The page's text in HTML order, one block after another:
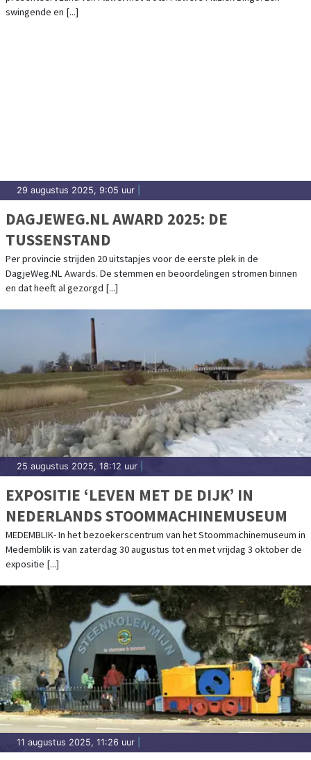
HUISKAMER!
swingende en [...]
29 augustus 2025, 9:05 uur
DAGJEWEG.NL AWARD 2025: DE
TUSSENSTAND
Per provincie strijden 20 uitstapjes voor de eerste plek in de
DagjeWeg.NL Awards. De stemmen en beoordelingen stromen binnen
en dat heeft al gezorgd [...]
25 augustus 2025, 18:12 uur
EXPOSITIE ‘LEVEN MET DE DIJK’ IN
NEDERLANDS STOOMMACHINEMUSEUM
MEDEMBLIK- In het bezoekerscentrum van het Stoommachinemuseum in
Medemblik is van zaterdag 30 augustus tot en met vrijdag 3 oktober de
expositie [...]
11 augustus 2025, 11:26 uur